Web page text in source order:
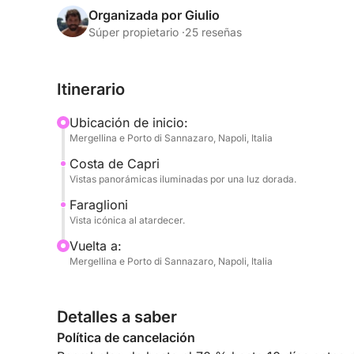
A bordo, los acogedores espacios y el diseño
tiempo parece detenerse mientras el sol
Ideal para parejas, grupos pequeños u
experimentar Capri en su máximo esplendor.
Reserve ahora en Click&Boat y disfrute del
Organizada por Giulio
Súper propietario ·25 reseñas
Itinerario
Ubicación de inicio:
Mergellina e Porto di Sannazaro, Napoli, Italia
Costa de Capri
Vistas panorámicas iluminadas por una luz dorada.
Faraglioni
Vista icónica al atardecer.
Vuelta a:
Mergellina e Porto di Sannazaro, Napoli, Italia
Detalles a saber
Política de cancelación